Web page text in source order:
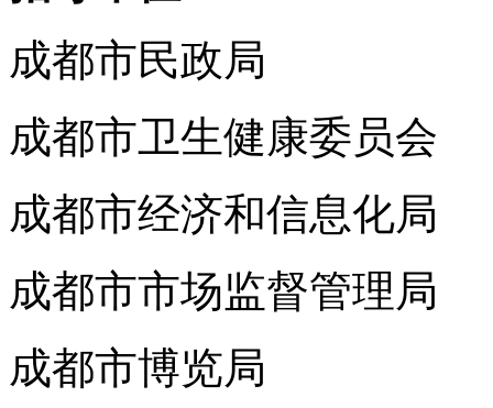
成都市民政局
成都市卫生健康委员会
成都市经济和信息化局
成都市市场监督管理局
成都市博览局